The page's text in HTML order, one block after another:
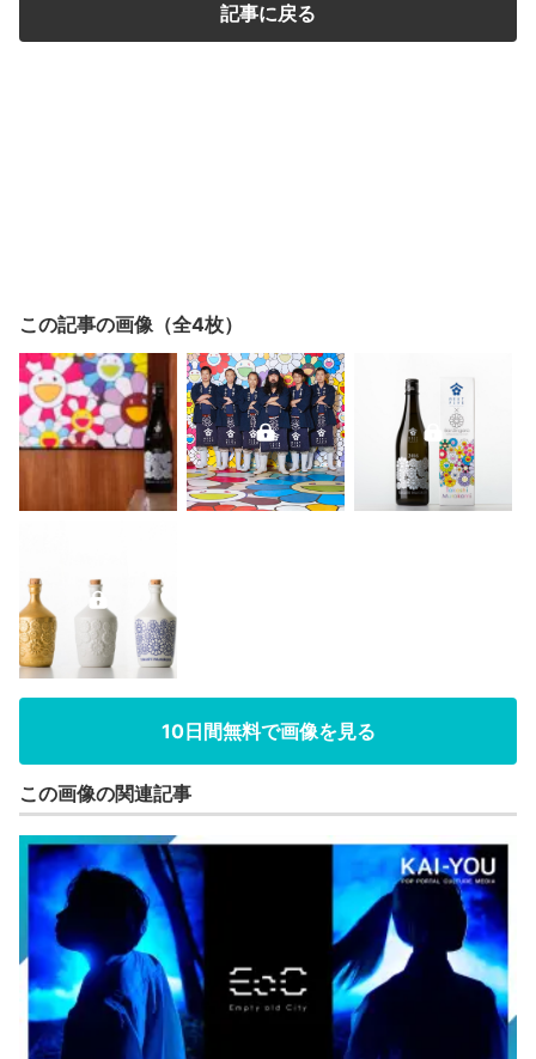
記事に戻る
この記事の画像（全4枚）
10日間無料で画像を見る
この画像の関連記事